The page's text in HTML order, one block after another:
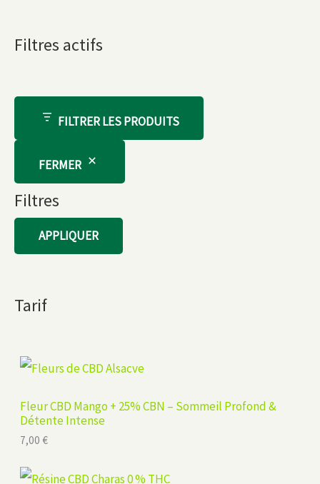
Filtres actifs
FILTRER LES PRODUITS
FERMER
Filtres
APPLIQUER
Tarif
Fleur CBD Mango + 25% CBN – Sommeil Profond &
Détente Intense
7,00 €